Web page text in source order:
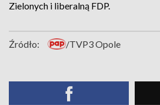
Zielonych i liberalną FDP.
Źródło: /TVP3 Opole